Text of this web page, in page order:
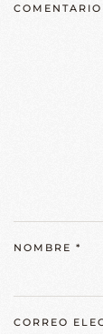
COMENTARIO
NOMBRE *
CORREO